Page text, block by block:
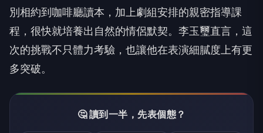
別相約到咖啡廳讀本， 加上劇組安排的親密指導課
程，很快就培養出自然的情侶默契。 李玉璽直言，這
次的挑戰不只體力考驗， 也讓他在表演細膩度上有更
多突破。
🤔 讀到一半，先表個態？